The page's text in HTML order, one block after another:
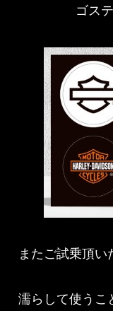
ゴス
またご試乗頂
濡らして使うこ